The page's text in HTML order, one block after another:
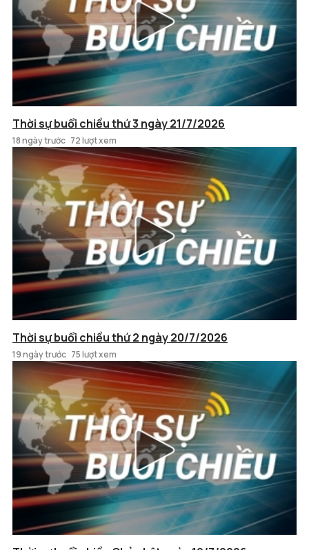
Thời sự buổi chiều thứ 3 ngày 21/7/2026
18 ngày trước 72 lượt xem
Thời sự buổi chiều thứ 2 ngày 20/7/2026
19 ngày trước 75 lượt xem